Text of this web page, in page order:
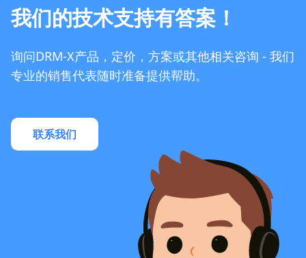
我们的技术支持有答案！
询问DRM-X产品，定价，方案或其他相关咨询 - 我们
专业的销售代表随时准备提供帮助。
联系我们